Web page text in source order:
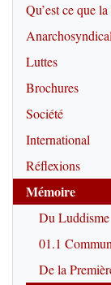
Qu’est ce que
Luttes
Brochures
Société
International
Réflexions
Mémoire
Du Luddisme
01.1
De la